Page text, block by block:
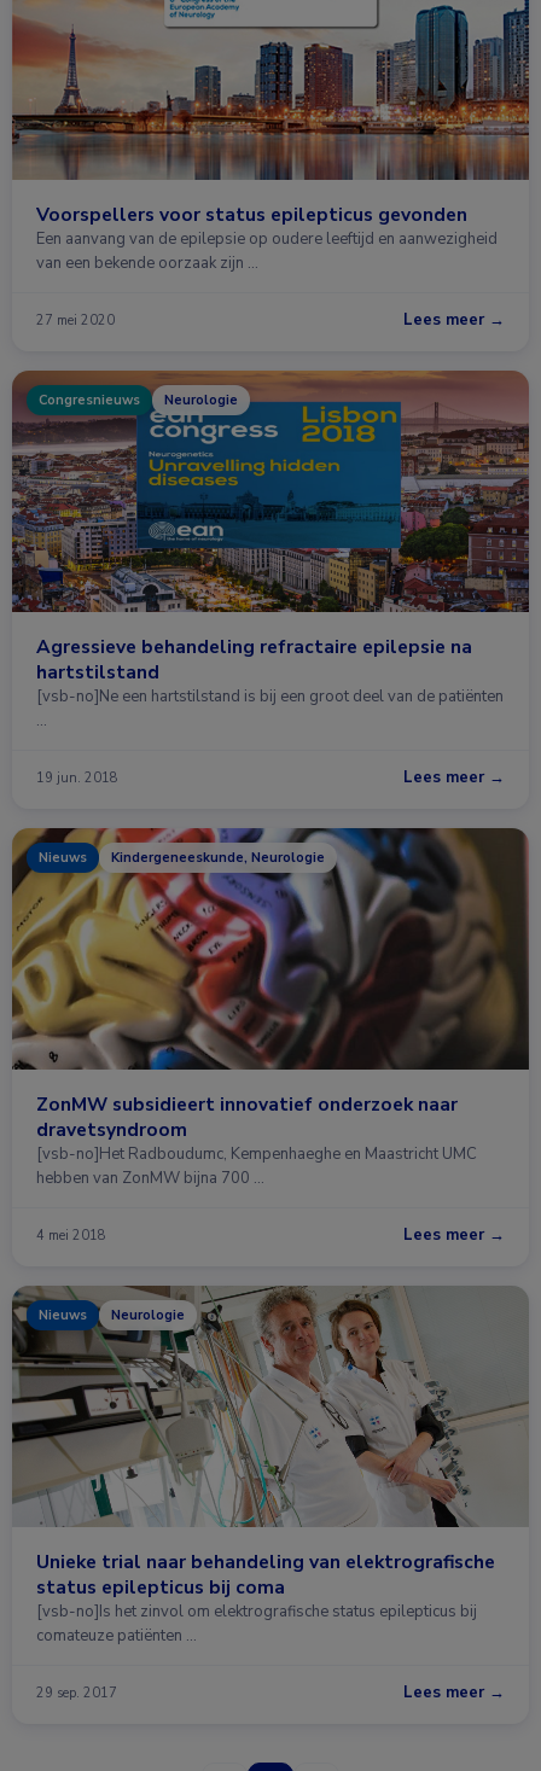
Voorspellers voor status epilepticus gevonden
Een aanvang van de epilepsie op oudere leeftijd en aanwezigheid
van een bekende oorzaak zijn …
27 mei 2020 Lees meer →
Congresnieuws Neurologie
Agressieve behandeling refractaire epilepsie na
hartstilstand
[vsb-no]Ne een hartstilstand is bij een groot deel van de patiënten
…
19 jun. 2018 Lees meer →
Nieuws Kindergeneeskunde, Neurologie
ZonMW subsidieert innovatief onderzoek naar
dravetsyndroom
[vsb-no]Het Radboudumc, Kempenhaeghe en Maastricht UMC
hebben van ZonMW bijna 700 …
4 mei 2018 Lees meer →
Nieuws Neurologie
Unieke trial naar behandeling van elektrografische
status epilepticus bij coma
[vsb-no]Is het zinvol om elektrografische status epilepticus bij
comateuze patiënten …
29 sep. 2017 Lees meer →